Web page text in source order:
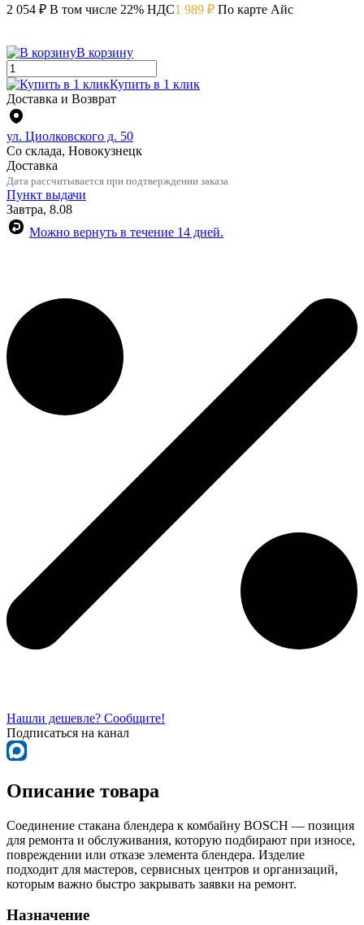
2 054 ₽ В том числе 22% НДС1 989 ₽ По карте Айс
В корзину
Купить в 1 клик
Доставка и Возврат
ул. Циолковского д. 50
Со склада, Новокузнецк
Доставка
Дата рассчитывается при подтверждении заказа
Пункт выдачи
Завтра, 8.08
Можно вернуть в течение 14 дней.
Нашли дешевле? Сообщите!
Подписаться на канал
Описание товара
Соединение стакана блендера к комбайну BOSCH — позиция
для ремонта и обслуживания, которую подбирают при износе,
повреждении или отказе элемента блендера. Изделие
подходит для мастеров, сервисных центров и организаций,
которым важно быстро закрывать заявки на ремонт.
Назначение